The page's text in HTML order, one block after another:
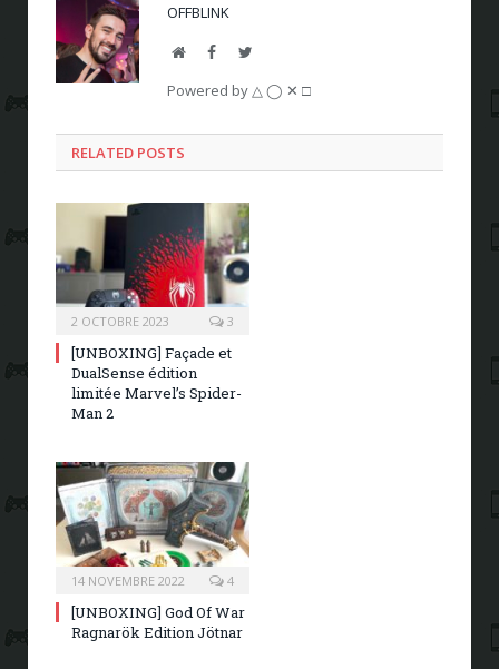
OFFBLINK
WebsiteFacebookTwitter
Powered by △ ◯ ✕ □
RELATED POSTS
2 OCTOBRE 2023 3
[UNBOXING] Façade et
DualSense édition
limitée Marvel’s Spider-
Man 2
14 NOVEMBRE 2022 4
[UNBOXING] God Of War
Ragnarök Edition Jötnar